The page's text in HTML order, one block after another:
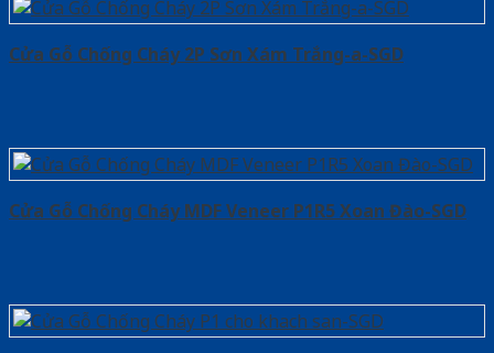
Cửa Gỗ Chống Cháy 2P Sơn Xám Trắng-a-SGD
Cửa Gỗ Chống Cháy MDF Veneer P1R5 Xoan Đào-SGD